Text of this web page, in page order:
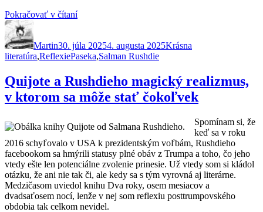
Pokračovať v čítaní„Nôž.
po
pokuse
vraždu“
Autor
Martin30. júla 20254. augusta 2025Krásna
literatúra,ReflexieZnačky
Paseka,Salman Rushdie
Quijote a Rushdieho magický realizmus,
v ktorom sa môže stať čokoľvek
Spomínam si, že
keď sa v roku
2016 schyľovalo v USA k prezidentským voľbám, Rushdieho
facebookom sa hmýrili statusy plné obáv z Trumpa a toho, čo jeho
vtedy ešte len potenciálne zvolenie prinesie. Už vtedy som si kládol
otázku, že ani nie tak či, ale kedy sa s tým vyrovná aj literárne.
Medzičasom uviedol knihu Dva roky, osem mesiacov a
dvadsaťosem nocí, lenže v nej som reflexiu posttrumpovského
obdobia tak celkom nevidel.